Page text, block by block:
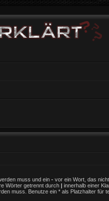
muss und ein - vor ein Wort, das nicht
Wörter getrennt durch | innerhalb einer
muss. Benutze ein * als Platzhalter für